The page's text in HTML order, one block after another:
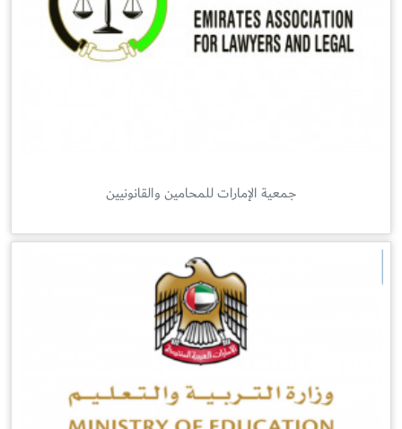
جمعية الإمارات للمحامين والقانونيين